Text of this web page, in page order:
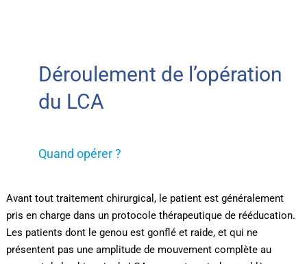
Déroulement de l’opération
du LCA
Quand opérer ?
Avant tout traitement chirurgical, le patient est généralement
pris en charge dans un protocole thérapeutique de rééducation.
Les patients dont le genou est gonflé et raide, et qui ne
présentent pas une amplitude de mouvement complète au